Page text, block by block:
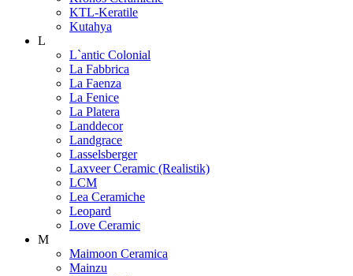
KTL-Keratile
Kutahya
L
L`antic Colonial
La Fabbrica
La Faenza
La Fenice
La Platera
Landdecor
Landgrace
Lasselsberger
Laxveer Ceramic (Realistik)
LCM
Lea Ceramiche
Leopard
Love Ceramic
M
Maimoon Ceramica
Mainzu